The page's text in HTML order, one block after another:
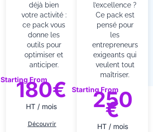
déjà bien
votre activité :
ce pack vous
donne les
outils pour
optimiser et
anticiper.
Starting From
180€
HT / mois
Découvrir
l’excellence ?
Ce pack est
pensé pour
les
entrepreneurs
exigeants qui
veulent tout
maîtriser.
Starting From
250
€
HT / mois